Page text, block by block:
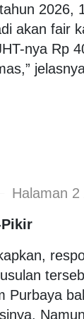
2026,
akan fair
nya Rp
Halaman 2
Purbaya